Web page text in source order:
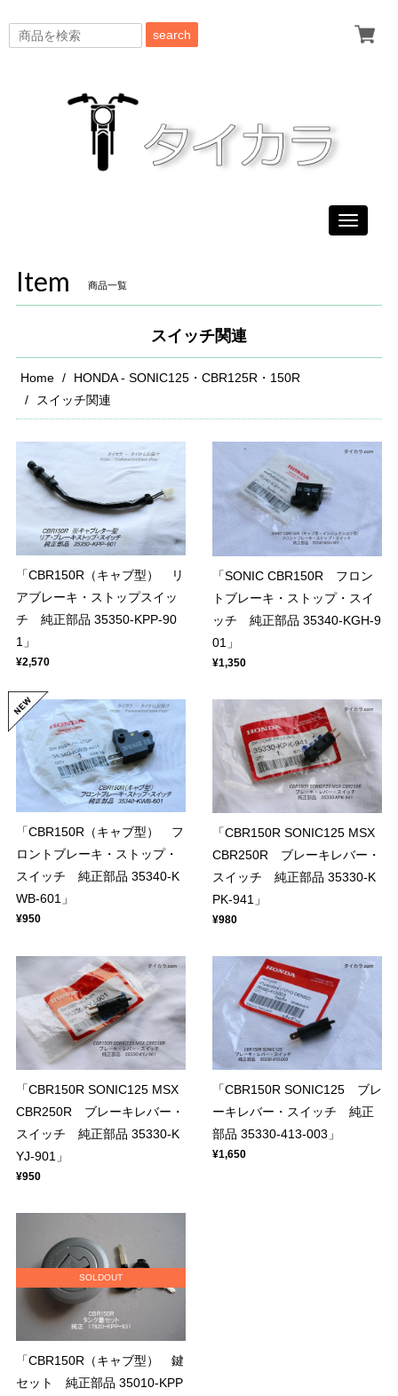
search
Toggle
Item 商品一覧
スイッチ関連
Home
HONDA - SONIC125・CBR125R・150R
スイッチ関連
「CBR150R（キャブ型） リ
アブレーキ・ストップスイッ
チ 純正部品 35350-KPP-90
1」
¥2,570
「SONIC CBR150R フロン
トブレーキ・ストップ・スイ
ッチ 純正部品 35340-KGH-9
01」
¥1,350
「CBR150R（キャブ型） フ
ロントブレーキ・ストップ・
スイッチ 純正部品 35340-K
WB-601」
¥950
「CBR150R SONIC125 MSX
CBR250R ブレーキレバー・
スイッチ 純正部品 35330-K
PK-941」
¥980
「CBR150R SONIC125 MSX
CBR250R ブレーキレバー・
スイッチ 純正部品 35330-K
YJ-901」
¥950
「CBR150R SONIC125 ブレ
ーキレバー・スイッチ 純正
部品 35330-413-003」
¥1,650
SOLDOUT
「CBR150R（キャブ型） 鍵
セット 純正部品 35010-KPP